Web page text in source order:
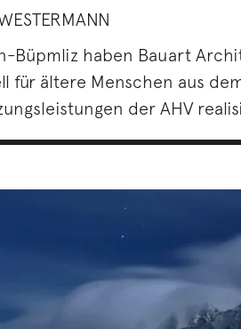
Büpmliz haben Bauart
für ältere Menschen aus
der AHV